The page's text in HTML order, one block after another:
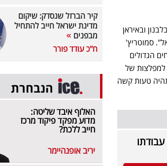
ובאיראן
סמוטריץ'
הגדולים
למפלצות של
שנמצא 2,000 ק"מ מאיתנו. זו תהיה טעות קשה
מחדשות 13 - זוהי עבודתו
קיר הברזל שנסדק: שיקום
מדינת ישראל חייב להתחיל
מבפנים
ח"כ עודד פורר
הנבחרת
האלוף איבד שליטה:
מדוע מפקד פיקוד מרכז
חייב ללכת?
יריב אופנהיימר